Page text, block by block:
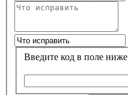
Введите код в поле ниже